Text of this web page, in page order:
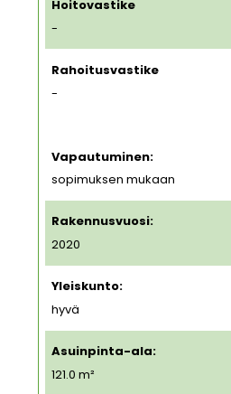
Hoitovastike
-
Rahoitusvastike
-
Vapautuminen:
sopimuksen mukaan
Rakennusvuosi:
2020
Yleiskunto:
hyvä
Asuinpinta-ala:
121.0 m²